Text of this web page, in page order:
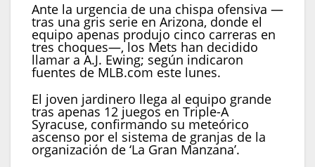
Ante la urgencia de una chispa ofensiva —
tras una gris serie en Arizona, donde el
equipo apenas produjo cinco carreras en
tres choques—, los Mets han decidido
llamar a A.J. Ewing; según indicaron
fuentes de MLB.com este lunes.
El joven jardinero llega al equipo grande
tras apenas 12 juegos en Triple-A
Syracuse, confirmando su meteórico
ascenso por el sistema de granjas de la
organización de ‘La Gran Manzana’.